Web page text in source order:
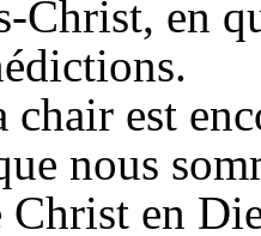
Christ, en
chair est
nous
Christ en